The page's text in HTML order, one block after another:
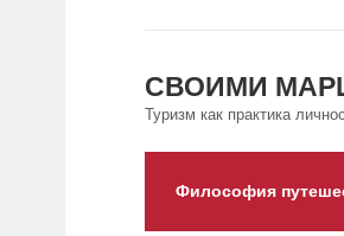
СВОИМИ
Туризм как практика
Философия